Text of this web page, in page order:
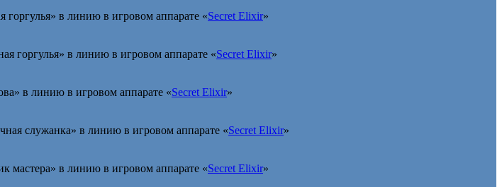
в линию в игровом аппарате «Secret Elixir»
горгулья» в линию в игровом аппарате «Secret Elixir»
в линию в игровом аппарате «Secret Elixir»
служанка» в линию в игровом аппарате «Secret Elixir»
мастера» в линию в игровом аппарате «Secret Elixir»